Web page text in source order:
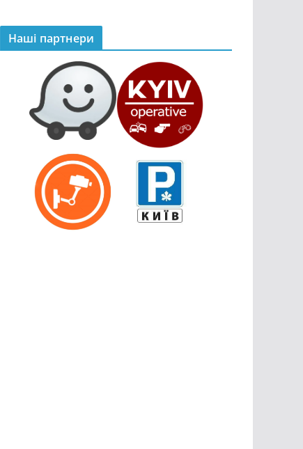
Наші партнери